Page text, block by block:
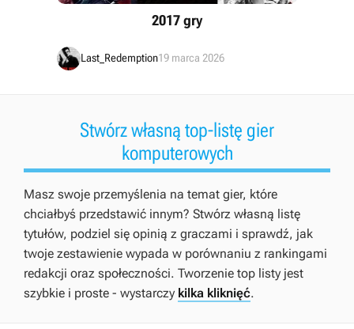
2017 gry
Last_Redemption19 marca 2026
Stwórz własną top-listę gier
komputerowych
Masz swoje przemyślenia na temat gier, które
chciałbyś przedstawić innym? Stwórz własną listę
tytułów, podziel się opinią z graczami i sprawdź, jak
twoje zestawienie wypada w porównaniu z rankingami
redakcji oraz społeczności. Tworzenie top listy jest
szybkie i proste - wystarczy kilka kliknięć.